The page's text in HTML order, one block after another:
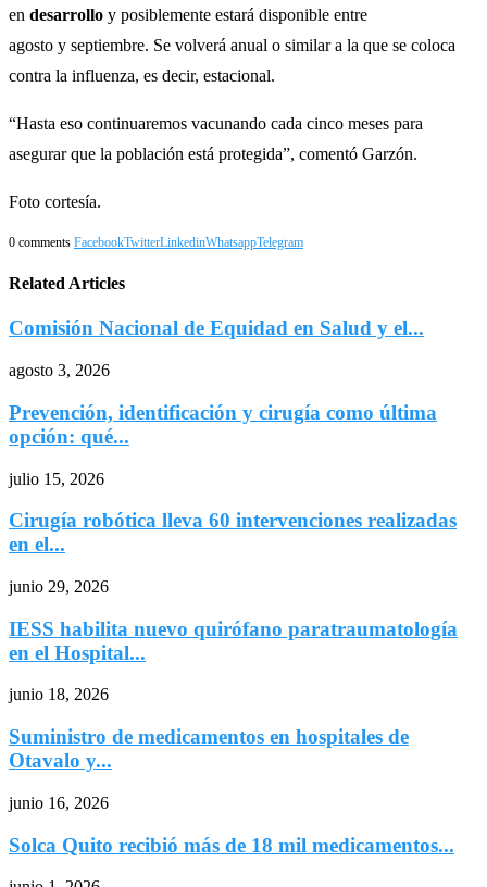
en desarrollo y posiblemente estará disponible entre
agosto y septiembre. Se volverá anual o similar a la que se coloca
contra la influenza, es decir, estacional.
“Hasta eso continuaremos vacunando cada cinco meses para
asegurar que la población está protegida”, comentó Garzón.
Foto cortesía.
0 comments FacebookTwitterLinkedinWhatsappTelegram
Related Articles
Comisión Nacional de Equidad en Salud y el...
agosto 3, 2026
Prevención, identificación y cirugía como última
opción: qué...
julio 15, 2026
Cirugía robótica lleva 60 intervenciones realizadas
en el...
junio 29, 2026
IESS habilita nuevo quirófano paratraumatología
en el Hospital...
junio 18, 2026
Suministro de medicamentos en hospitales de
Otavalo y...
junio 16, 2026
Solca Quito recibió más de 18 mil medicamentos...